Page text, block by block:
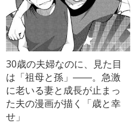
30歳の夫婦なのに、見た目
は「祖母と孫」――。急激
に老いる妻と成長が止まっ
た夫の漫画が描く「歳と幸
せ」